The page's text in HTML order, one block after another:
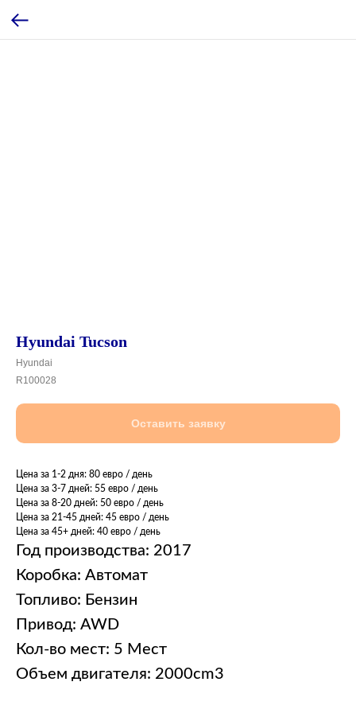
Hyundai Tucson
Hyundai
R100028
Оставить заявку
Цена за 1-2 дня: 80 евро / день
Цена за 3-7 дней: 55 евро / день
Цена за 8-20 дней: 50 евро / день
Цена за 21-45 дней: 45 евро / день
Цена за 45+ дней: 40 евро / день
Год производства: 2017
Коробка: Автомат
Топливо: Бензин
Привод: AWD
Кол-во мест: 5 Мест
Объем двигателя: 2000cm3